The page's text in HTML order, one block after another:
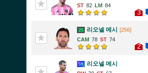
82
84
3
리오넬 메시
[256]
78
74
2
리오넬 메시